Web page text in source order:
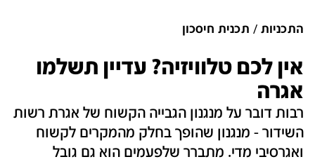
התכניות תכנית חיסכון
אין לכם טלוויזיה? עדיין תשלמו
אגרה
רבות דובר על מנגנון הגבייה הקשוח של אגרת רשות
השידור - מנגנון שהופך בחלק מהמקרים לקשוח
ואגרסיבי מדי. מתברר שלפעמים הוא גם גובל